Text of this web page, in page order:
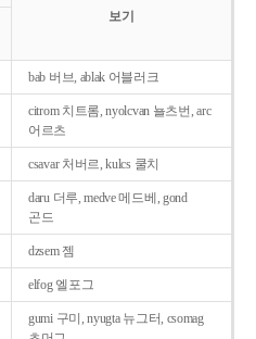
보기
bab 버브, ablak 어블러크
citrom 치트롬, nyolcvan 뇰츠번, arc
어르츠
csavar 처버르, kulcs 쿨치
daru 더루, medve 메드베, gond
곤드
dzsem 젬
elfog 엘포그
gumi 구미, nyugta 뉴그터, csomag